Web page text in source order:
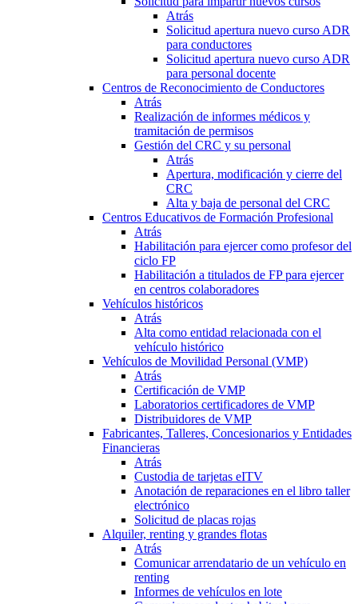
Atrás
Solicitud apertura nuevo curso ADR
para conductores
Solicitud apertura nuevo curso ADR
para personal docente
Centros de Reconocimiento de Conductores
Atrás
Realización de informes médicos y
tramitación de permisos
Gestión del CRC y su personal
Atrás
Apertura, modificación y cierre del
CRC
Alta y baja de personal del CRC
Centros Educativos de Formación Profesional
Atrás
Habilitación para ejercer como profesor del
ciclo FP
Habilitación a titulados de FP para ejercer
en centros colaboradores
Vehículos históricos
Atrás
Alta como entidad relacionada con el
vehículo histórico
Vehículos de Movilidad Personal (VMP)
Atrás
Certificación de VMP
Laboratorios certificadores de VMP
Distribuidores de VMP
Fabricantes, Talleres, Concesionarios y Entidades
Financieras
Atrás
Custodia de tarjetas eITV
Anotación de reparaciones en el libro taller
electrónico
Solicitud de placas rojas
Alquiler, renting y grandes flotas
Atrás
Comunicar arrendatario de un vehículo en
renting
Informes de vehículos en lote